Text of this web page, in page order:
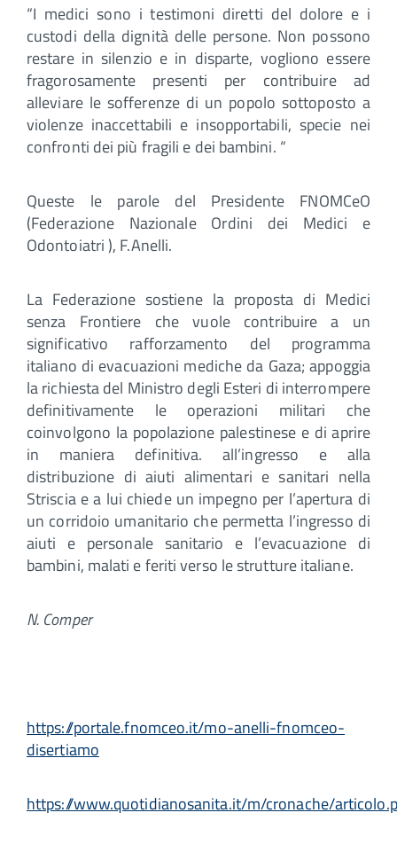
“I medici sono i testimoni diretti del dolore e i
custodi della dignità delle persone. Non possono
restare in silenzio e in disparte, vogliono essere
fragorosamente presenti per contribuire ad
alleviare le sofferenze di un popolo sottoposto a
violenze inaccettabili e insopportabili, specie nei
confronti dei più fragili e dei bambini. “
Queste le parole del Presidente FNOMCeO
(Federazione Nazionale Ordini dei Medici e
Odontoiatri ), F.Anelli.
La Federazione sostiene la proposta di Medici
senza Frontiere che vuole contribuire a un
significativo rafforzamento del programma
italiano di evacuazioni mediche da Gaza; appoggia
la richiesta del Ministro degli Esteri di interrompere
definitivamente le operazioni militari che
coinvolgono la popolazione palestinese e di aprire
in maniera definitiva. all’ingresso e alla
distribuzione di aiuti alimentari e sanitari nella
Striscia e a lui chiede un impegno per l’apertura di
un corridoio umanitario che permetta l’ingresso di
aiuti e personale sanitario e l’evacuazione di
bambini, malati e feriti verso le strutture italiane.
N. Comper
https://portale.fnomceo.it/mo-anelli-fnomceo-
disertiamo
https://www.quotidianosanita.it/m/cronache/